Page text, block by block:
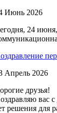
Июнь 2026
24
Апрель 2026
друзья!
вас
решения для